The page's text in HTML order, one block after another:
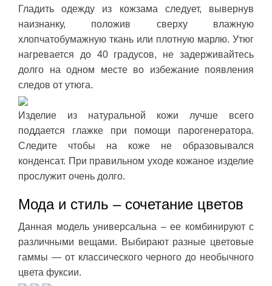
Гладить одежду из кожзама следует, вывернув
наизнанку, положив сверху влажную
хлопчатобумажную ткань или плотную марлю. Утюг
нагревается до 40 градусов, не задерживайтесь
долго на одном месте во избежание появления
следов от утюга.
Изделие из натуральной кожи лучше всего
поддается глажке при помощи парогенератора.
Следите чтобы на коже не образовывался
конденсат. При правильном уходе кожаное изделие
прослужит очень долго.
Мода и стиль – сочетание цветов
Данная модель универсальна – ее комбинируют с
различными вещами. Выбирают разные цветовые
гаммы — от классического черного до необычного
цвета фуксии.